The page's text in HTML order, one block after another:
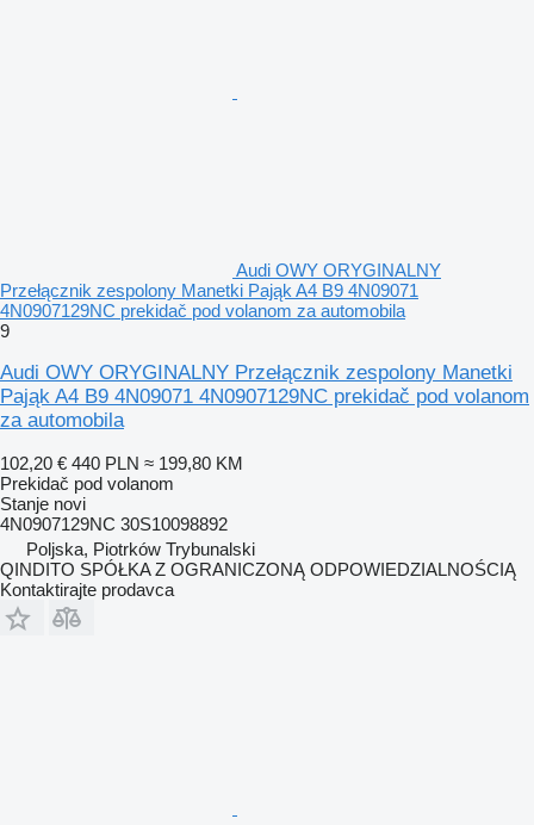
Audi OWY ORYGINALNY
Przełącznik zespolony Manetki Pająk A4 B9 4N09071
4N0907129NC prekidač pod volanom za automobila
9
Audi OWY ORYGINALNY Przełącznik zespolony Manetki
Pająk A4 B9 4N09071 4N0907129NC prekidač pod volanom
za automobila
102,20 € 440 PLN ≈ 199,80 KM
Prekidač pod volanom
Stanje novi
4N0907129NC 30S10098892
Poljska, Piotrków Trybunalski
QINDITO SPÓŁKA Z OGRANICZONĄ ODPOWIEDZIALNOŚCIĄ
Kontaktirajte prodavca